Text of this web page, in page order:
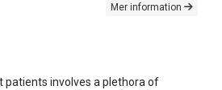
Mer information
patients involves a plethora of